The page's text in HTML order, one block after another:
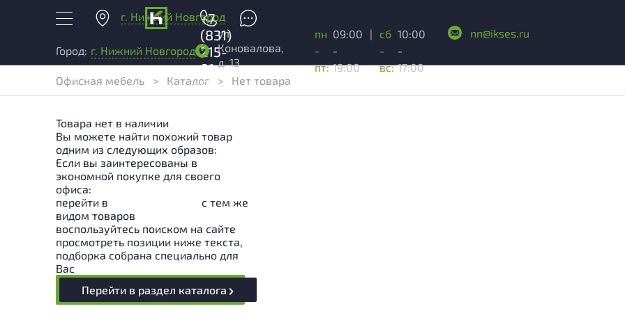
г. Нижний Новгород
+7
(831)
215-
01-
04
Город: г. Нижний Новгород
ул.
Коновалова,
д. 13
пн
-
пт:
09:00
-
19:00
|
сб
-
вс:
10:00
-
17:00
nn@ikses.ru
Офисная мебель > Каталог > Нет товара
Товара нет в наличии
Вы можете найти похожий товар
одним из следующих образов:
Если вы заинтересованы в
экономной покупке для своего
офиса:
перейти в
с тем же
видом товаров
воспользуйтесь поиском на сайте
просмотреть позиции ниже текста,
подборка собрана специально для
Вас
Перейти в раздел каталога